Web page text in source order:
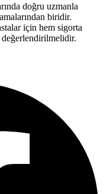
doğru uzmanla
biridir.
için hem sigorta